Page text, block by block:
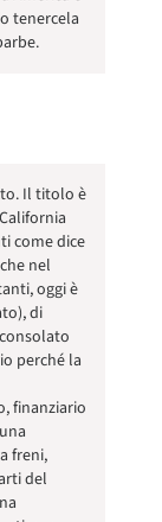
tenercela
Il titolo è
come dice
nel
oggi è
di
perché la
finanziario
freni,
del